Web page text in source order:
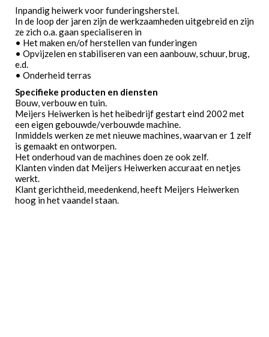
Inpandig heiwerk voor funderingsherstel.
In de loop der jaren zijn de werkzaamheden uitgebreid en zijn
ze zich o.a. gaan specialiseren in
• Het maken en/of herstellen van funderingen
• Opvijzelen en stabiliseren van een aanbouw, schuur, brug,
e.d.
• Onderheid terras
Specifieke producten en diensten
Bouw, verbouw en tuin.
Meijers Heiwerken is het heibedrijf gestart eind 2002 met
een eigen gebouwde/verbouwde machine.
Inmiddels werken ze met nieuwe machines, waarvan er 1 zelf
is gemaakt en ontworpen.
Het onderhoud van de machines doen ze ook zelf.
Klanten vinden dat Meijers Heiwerken accuraat en netjes
werkt.
Klant gerichtheid, meedenkend, heeft Meijers Heiwerken
hoog in het vaandel staan.